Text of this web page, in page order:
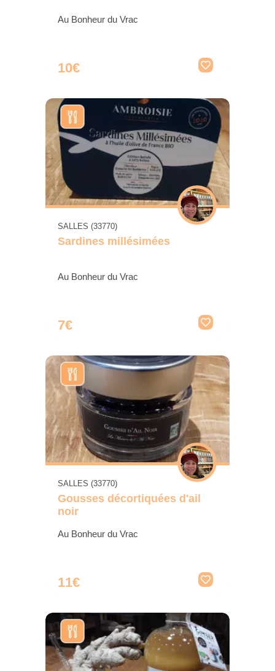
Au Bonheur du Vrac
10€
SALLES (33770)
Sardines millésimées
Au Bonheur du Vrac
7€
SALLES (33770)
Gousses décortiquées d'ail
noir
Au Bonheur du Vrac
11€